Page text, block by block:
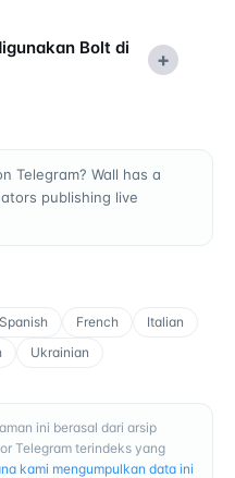
Bolt di
+
Telegram? Wall has a
publishing live
Spanish French
Italian
Ukrainian
ini berasal dari arsip
Telegram terindeks yang
kami mengumpulkan data ini